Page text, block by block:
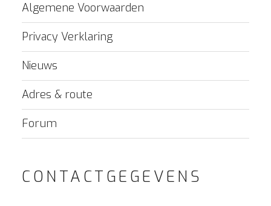
Algemene Voorwaarden
Privacy Verklaring
Nieuws
Adres & route
Forum
CONTACTGEGEVENS